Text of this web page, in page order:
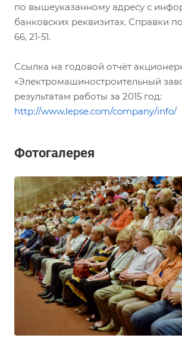
по вышеуказанному адресу с
банковских реквизитах. Справки
66, 21-51.
Ссылка на годовой отчёт
«Электромашиностроительный
результатам работы за 2015 год:
http://www.lepse.com/company/info/
Фотогалерея